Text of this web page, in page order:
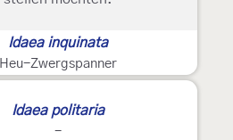
Idaea inquinata
Heu-Zwergspanner
Idaea politaria
-